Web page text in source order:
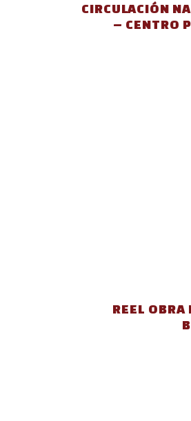
CIRCULACIÓN
– CENTRO
REEL